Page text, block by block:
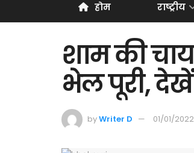
होम राष्ट्रीय
शाम की
भेल पूरी, देखें
byWriter D 01/01/2022